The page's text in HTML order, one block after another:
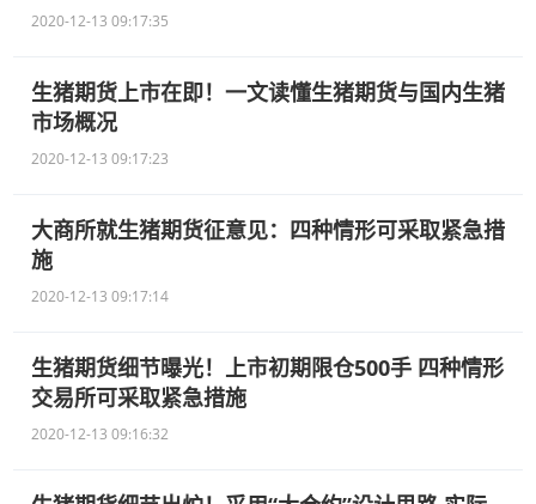
2020-12-13 09:17:35
生猪期货上市在即！一文读懂生猪期货与国内生猪
市场概况
2020-12-13 09:17:23
大商所就生猪期货征意见：四种情形可采取紧急措
施
2020-12-13 09:17:14
生猪期货细节曝光！上市初期限仓500手 四种情形
交易所可采取紧急措施
2020-12-13 09:16:32